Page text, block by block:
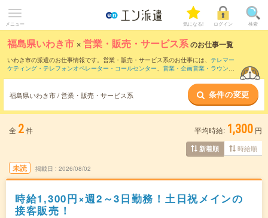
メニュー 気になる! ログイン 検索
福島県いわき市 ×営業・販売・サービス系のお仕事一覧
いわき市の派遣のお仕事情報です。営業・販売・サービス系のお仕事には、 テレマー
ケティング・テレフォンオペレーター・コールセンター、 営業・企画営業・ラウンダ
などのこだわり条件で絞り込んでいただけます。
福島県いわき市 / 営業・販売・サービス系 条件の変更
全 2件 平均時給: 1,300 円
新着順 時給順
未読 掲載日 2026/08/02
時給1,300円×週2～3日勤務！土日祝メインの
接客販売！